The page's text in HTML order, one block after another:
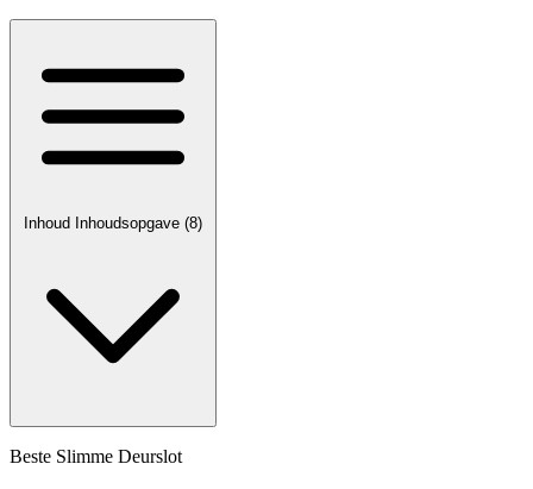
Inhoud Inhoudsopgave (8)
Beste Slimme Deurslot